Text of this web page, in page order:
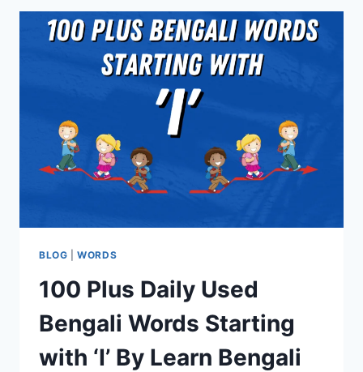
BLOG |WORDS
100 Plus Daily Used
Bengali Words Starting
with ‘I’ By Learn Bengali